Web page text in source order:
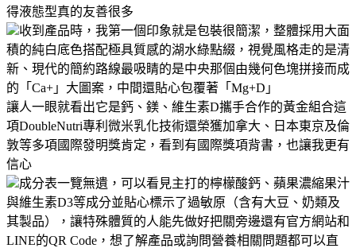
得液態型真的友善很多
收到產品時，我第一個印象就是包裝很簡潔，整體採用大面
積的純白底色搭配極具質感的湖水綠點綴，視覺風格走的是清
新、現代的簡約路線最吸睛的是中央那個由幾何色塊拼接而成
的「Ca+」大圖案，中間還貼心包覆著「Mg+D」
讓人一眼就看出它是鈣、鎂、維生素D攜手合作的黃金組合這
項DoubleNutri專利微米乳化技術還榮獲加拿大、日本東京及倫
敦等多項國際發明獎肯定，看到有國際獎項背書，也讓我更有
信心
成分表一覽無遺，可以看見主打的檸檬酸鈣、蘋果濃縮果汁
與維生素D3等成分並貼心標示了過敏原（含有大豆、奶類及
其製品），讓特殊體質的人能先做好把關旁邊還有官方網站和
LINE的QR Code，想了解產品或詢問營養相關問題都可以直